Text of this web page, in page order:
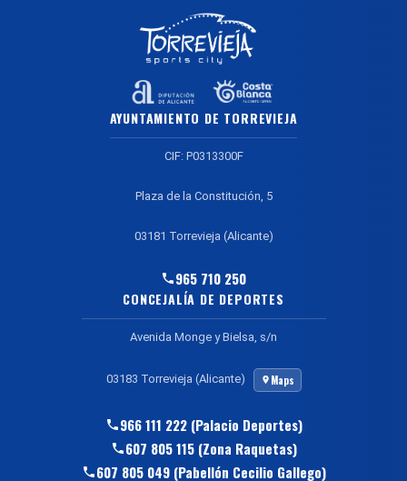
AYUNTAMIENTO DE TORREVIEJA
CIF: P0313300F
Plaza de la Constitución, 5
03181 Torrevieja (Alicante)
965 710 250
CONCEJALÍA DE DEPORTES
Avenida Monge y Bielsa, s/n
03183 Torrevieja (Alicante) Maps
966 111 222 (Palacio Deportes)
607 805 115 (Zona Raquetas)
607 805 049 (Pabellón Cecilio Gallego)